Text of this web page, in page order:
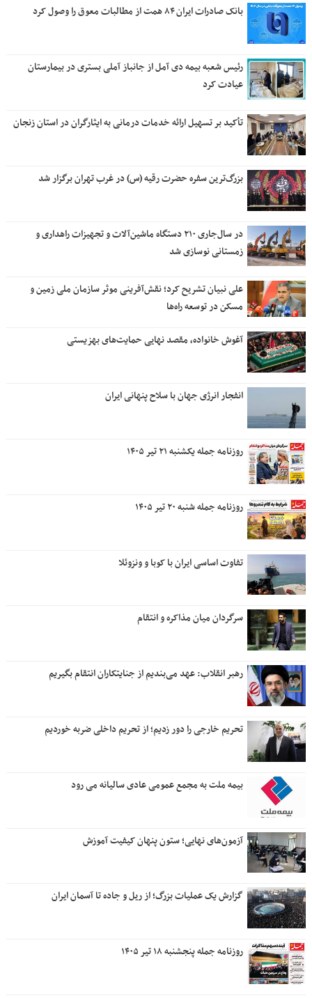
بانک صادرات ایران ۸۴ همت از مطالبات معوق را وصول کرد
رئیس شعبه بیمه دی آمل از جانباز آملی بستری در بیمارستان
عیادت کرد
تأکید بر تسهیل ارائه خدمات درمانی به ایثارگران در استان زنجان
بزرگ‌ترین سفره حضرت رقیه (س) در غرب تهران برگزار شد
در سال‌جاری ۲۱۰ دستگاه ماشین‌آلات و تجهیزات راهداری و
زمستانی نوسازی شد
علی نبیان تشریح کرد؛ نقش‌آفرینی موثر سازمان ملی زمین و
مسکن در توسعه راه‌ها
آغوش خانواده، مقصد نهایی حمایت‌های بهزیستی
انفجار انرژی جهان با سلاح پنهانی ایران
روزنامه جمله یکشنبه ۲۱ تیر ۱۴۰۵
روزنامه جمله شنبه ۲۰ تیر ۱۴۰۵
تفاوت اساسی ایران با کوبا و ونزوئلا
سرگردان میان مذاکره و انتقام
رهبر انقلاب: عهد می‌بندیم از جنایتکاران انتقام بگیریم
تحریم خارجی را دور زدیم؛ از تحریم داخلی ضربه خوردیم
بیمه ملت به مجمع عمومی عادی سالیانه می رود
آزمون‌های نهایی؛ ستون پنهان کیفیت آموزش
گزارش یک عملیات بزرگ؛ از ریل و جاده تا آسمان ایران
روزنامه جمله پنجشنبه ۱۸ تیر ۱۴۰۵